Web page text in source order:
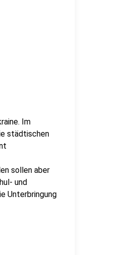
Im
städtischen
sollen aber
und
Unterbringung